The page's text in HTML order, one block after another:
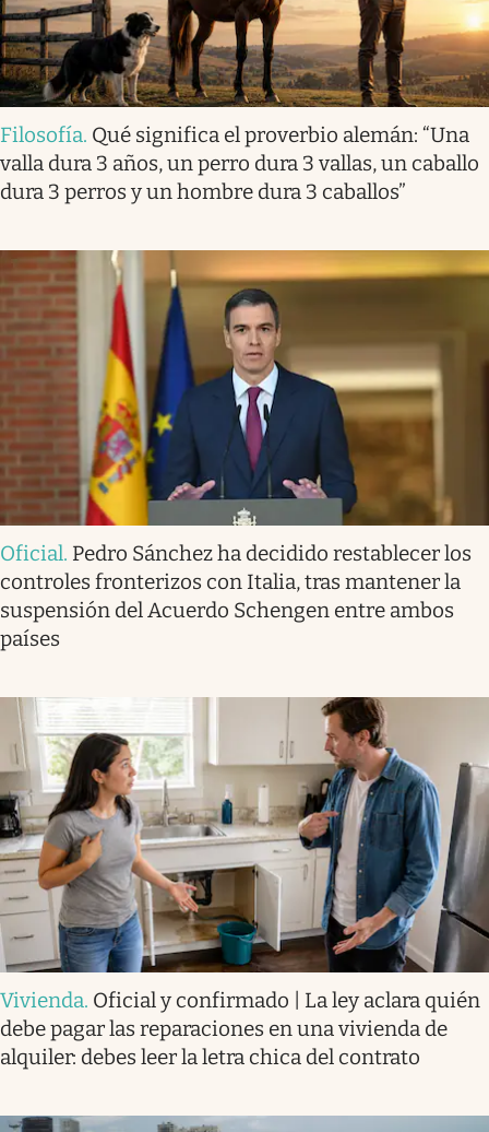
Filosofía. Qué significa el proverbio alemán: “Una
valla dura 3 años, un perro dura 3 vallas, un caballo
dura 3 perros y un hombre dura 3 caballos”
Oficial. Pedro Sánchez ha decidido restablecer los
controles fronterizos con Italia, tras mantener la
suspensión del Acuerdo Schengen entre ambos
países
Vivienda. Oficial y confirmado | La ley aclara quién
debe pagar las reparaciones en una vivienda de
alquiler: debes leer la letra chica del contrato